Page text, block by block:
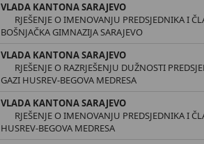
VLADA KANTONA SARAJEVO
RJEŠENJE O IMENOVANJU PREDSJEDNIKA I
BOŠNJAČKA GIMNAZIJA SARAJEVO
VLADA KANTONA SARAJEVO
RJEŠENJE O RAZRJEŠENJU DUŽNOSTI
GAZI HUSREV-BEGOVA MEDRESA
VLADA KANTONA SARAJEVO
RJEŠENJE O IMENOVANJU PREDSJEDNIKA I
HUSREV-BEGOVA MEDRESA